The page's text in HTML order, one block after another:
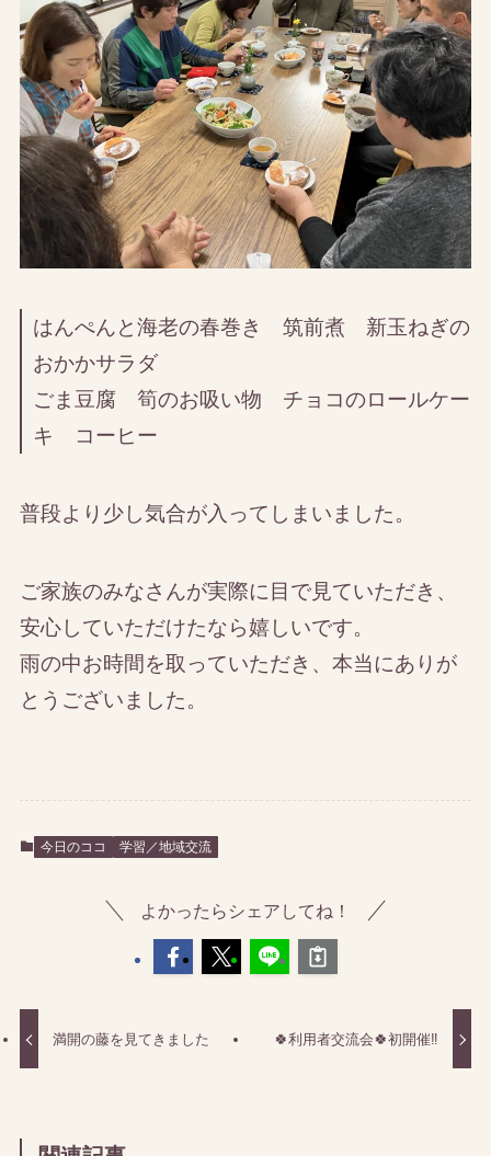
はんぺんと海老の春巻き 筑前煮 新玉ねぎの
おかかサラダ
ごま豆腐 筍のお吸い物 チョコのロールケー
キ コーヒー
普段より少し気合が入ってしまいました。
ご家族のみなさんが実際に目で見ていただき、
安心していただけたなら嬉しいです。
雨の中お時間を取っていただき、本当にありが
とうございました。
今日のココ 学習／地域交流
よかったらシェアしてね！
満開の藤を見てきました 🍀利用者交流会🍀初開催‼